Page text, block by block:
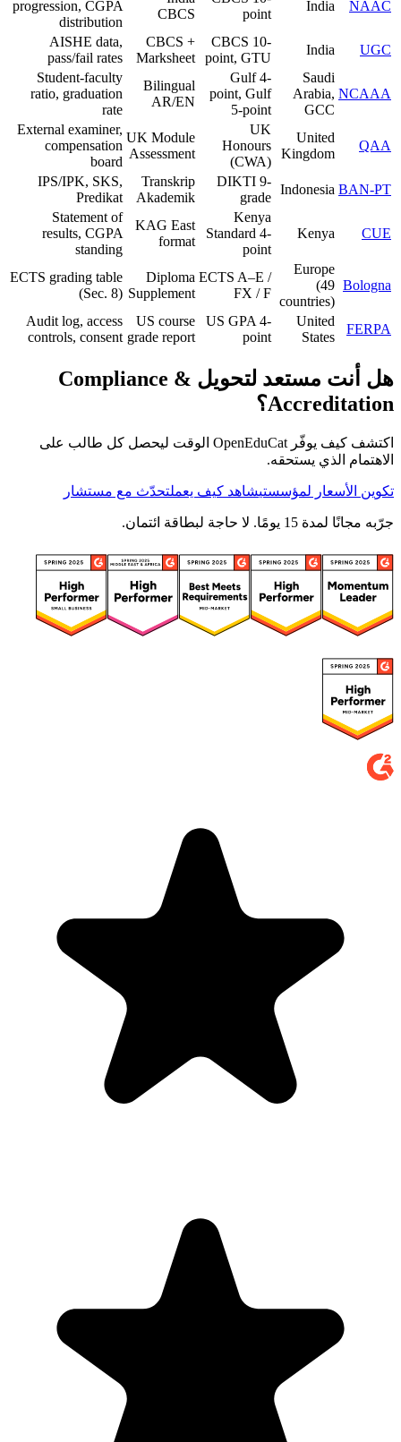
NAAC
India
point
CBCS
progression, CGPA
distribution
UGC
India
CBCS 10-
point, GTU
CBCS +
Marksheet
AISHE data,
pass/fail rates
NCAAA
Saudi
Arabia,
GCC
Gulf 4-
point, Gulf
5-point
Bilingual
AR/EN
Student-faculty
ratio, graduation
rate
QAA
United
Kingdom
UK
Honours
(CWA)
UK Module
Assessment
External examiner,
compensation
board
BAN-PT
Indonesia
DIKTI 9-
grade
Transkrip
Akademik
IPS/IPK, SKS,
Predikat
CUE
Kenya
Kenya
Standard 4-
point
KAG East
format
Statement of
results, CGPA
standing
Bologna
Europe
(49
countries)
ECTS A–E /
FX / F
Diploma
Supplement
ECTS grading table
(Sec. 8)
FERPA
United
States
US GPA 4-
point
US course
grade report
Audit log, access
controls, consent
هل أنت مستعد لتحويل Compliance &
Accreditation؟
اكتشف كيف يوفّر OpenEduCat الوقت ليحصل كل طالب على
الاهتمام الذي يستحقه.
تكوين الأسعار لمؤسستيشاهد كيف يعملتحدّث مع مستشار
جرّبه مجانًا لمدة 15 يومًا. لا حاجة لبطاقة ائتمان.